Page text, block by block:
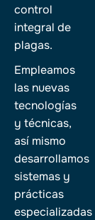
control
integral de
plagas.
Empleamos
las nuevas
tecnologías
y técnicas,
así mismo
desarrollamos
sistemas y
prácticas
especializadas